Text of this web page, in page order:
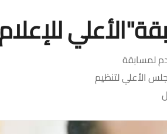
لمسابقة
الأعلي لتنظيم